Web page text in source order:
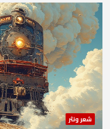
شعر ونثر